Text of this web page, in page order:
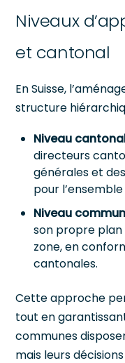
Niveaux
et cantonal
En Suisse,
structure
Niveau
directeurs
générales et
pour
Niveau
son propre
zone, en
cantonales.
Cette approche
tout en
communes
mais leurs